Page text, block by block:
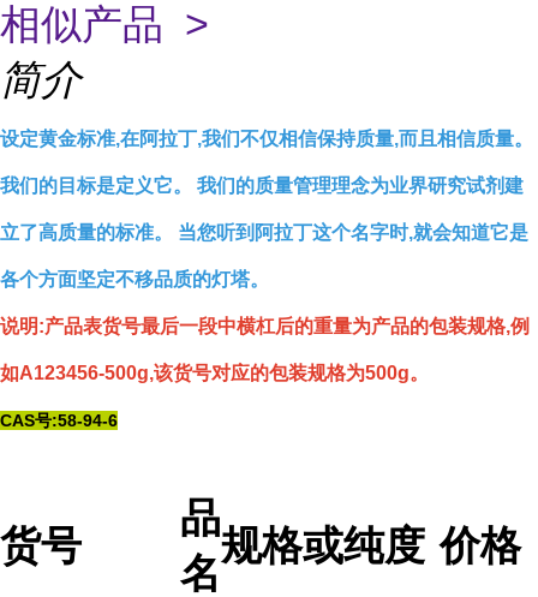
相似产品 >
简介
设定黄金标准,在阿拉丁,我们不仅相信保持质量,而且相信质量。
我们的目标是定义它。 我们的质量管理理念为业界研究试剂建
立了高质量的标准。 当您听到阿拉丁这个名字时,就会知道它是
各个方面坚定不移品质的灯塔。
说明:产品表货号最后一段中横杠后的重量为产品的包装规格,例
如A123456-500g,该货号对应的包装规格为500g。
CAS号:58-94-6
货号
品
名
规格或纯度 价格